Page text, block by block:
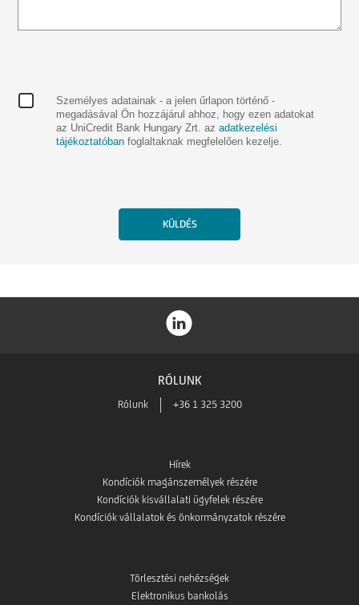
Személyes adatainak - a jelen űrlapon történő -
megadásával Ön hozzájárul ahhoz, hogy ezen adatokat
az UniCredit Bank Hungary Zrt. az adatkezelési
tájékoztatóban foglaltaknak megfelelően kezelje.
RÓLUNK
Rólunk +36 1 325 3200
Hírek
Kondíciók magánszemélyek részére
Kondíciók kisvállalati ügyfelek részére
Kondíciók vállalatok és önkormányzatok részére
Törlesztési nehézségek
Elektronikus bankolás